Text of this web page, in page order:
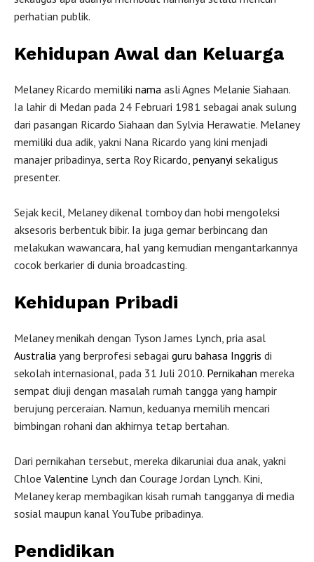
perhatian publik.
Kehidupan Awal dan Keluarga
Melaney Ricardo memiliki nama asli Agnes Melanie Siahaan.
Ia lahir di Medan pada 24 Februari 1981 sebagai anak sulung
dari pasangan Ricardo Siahaan dan Sylvia Herawatie. Melaney
memiliki dua adik, yakni Nana Ricardo yang kini menjadi
manajer pribadinya, serta Roy Ricardo, penyanyi sekaligus
presenter.
Sejak kecil, Melaney dikenal tomboy dan hobi mengoleksi
aksesoris berbentuk bibir. Ia juga gemar berbincang dan
melakukan wawancara, hal yang kemudian mengantarkannya
cocok berkarier di dunia broadcasting.
Kehidupan Pribadi
Melaney menikah dengan Tyson James Lynch, pria asal
Australia yang berprofesi sebagai guru bahasa Inggris di
sekolah internasional, pada 31 Juli 2010. Pernikahan mereka
sempat diuji dengan masalah rumah tangga yang hampir
berujung perceraian. Namun, keduanya memilih mencari
bimbingan rohani dan akhirnya tetap bertahan.
Dari pernikahan tersebut, mereka dikaruniai dua anak, yakni
Chloe Valentine Lynch dan Courage Jordan Lynch. Kini,
Melaney kerap membagikan kisah rumah tangganya di media
sosial maupun kanal YouTube pribadinya.
Pendidikan